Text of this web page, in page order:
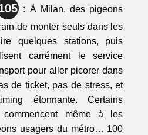
: À Milan, des pigeons
de monter seuls dans les
quelques stations, puis
carrément le service
pour aller picorer dans
de ticket, pas de stress, et
étonnante. Certains
commencent même à les
usagers du métro… 100